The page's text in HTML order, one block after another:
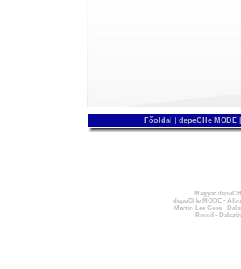
Főoldal depeCHe MODE
Magyar
depeCHe MODE -
Martin Lee Gore -
Recoil -